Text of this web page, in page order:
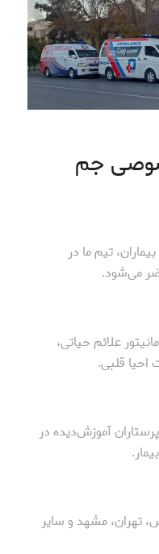
جم
تیم ما در
می‌شود.
علائم حیاتی،
قلبی.
آموزش‌دیده در
تهران، مشهد و سایر